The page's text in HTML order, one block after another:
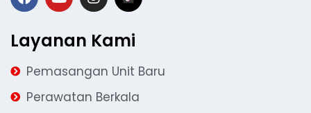
Layanan Kami
Pemasangan Unit Baru
Perawatan Berkala